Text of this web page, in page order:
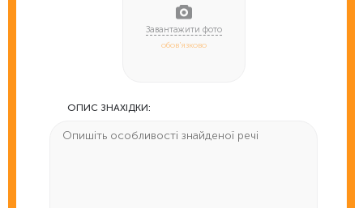
обов'язково
ОПИС ЗНАХІДКИ: